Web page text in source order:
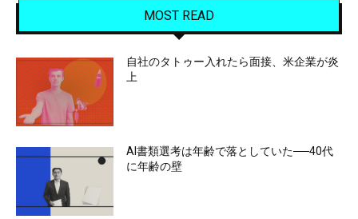
MOST READ
自社のタトゥー入れたら面接、米企業が炎
上
AI書類選考は年齢で落としていた──40代
に年齢の壁